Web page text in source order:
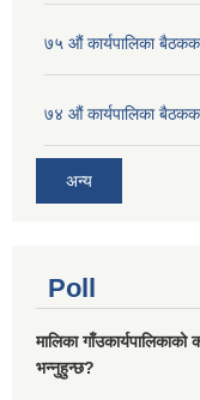
७५ औं कार्यपालिका
७४ औं कार्यपालिका
अन्य
Poll
मालिका
भन्नुहुन्छ?